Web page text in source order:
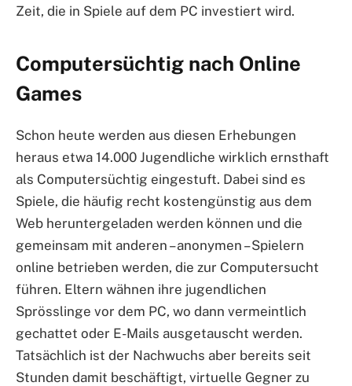
Zeit, die in Spiele auf dem PC investiert wird.
Computersüchtig nach Online
Games
Schon heute werden aus diesen Erhebungen
heraus etwa 14.000 Jugendliche wirklich ernsthaft
als Computersüchtig eingestuft. Dabei sind es
Spiele, die häufig recht kostengünstig aus dem
Web heruntergeladen werden können und die
gemeinsam mit anderen – anonymen – Spielern
online betrieben werden, die zur Computersucht
führen. Eltern wähnen ihre jugendlichen
Sprösslinge vor dem PC, wo dann vermeintlich
gechattet oder E-Mails ausgetauscht werden.
Tatsächlich ist der Nachwuchs aber bereits seit
Stunden damit beschäftigt, virtuelle Gegner zu